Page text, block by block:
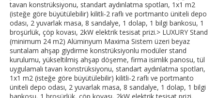
tavan konstrüksiyonu, standart aydınlatma spotları, 1x1 m2
(isteğe göre büyütülebilir) kilitli-2 raflı ve portmanto üniteli depo
odası, 2 yuvarlak masa, 8 sandalye, 1 dolap, 1 bilgi bankosu, 1
broşürlük, çöp kovası, 2kW elektrik tesisat prizi.> LUXURY Stand
(minimum 24 m2) Alüminyum Maxima Sistem üzeri beyaz
suntalam ahşap giydirme konstrüksiyonlu modüler stand
kurulumu, yükseltilmiş ahşap döşeme, firma isimlik panosu, tül
uygulamalı tavan konstrüksiyonu, standart aydınlatma spotları,
1x1 m2 (isteğe göre büyütülebilir) kilitli-2 raflı ve portmanto
üniteli depo odası, 2 yuvarlak masa, 8 sandalye, 1 dolap, 1 bilgi
bankosu, 1 broşürlük, çöp kovası, 2kW elektrik tesisat prizi.